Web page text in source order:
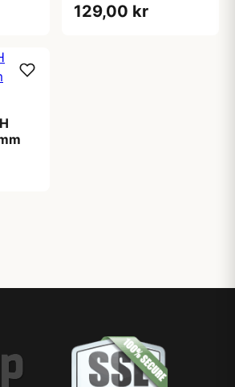
129,00 kr